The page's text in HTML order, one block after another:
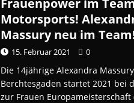
Frauenpower im
Motorsports!
Massury neu im
15. Februar 2021 0
Die 14jährige Alexandra
Berchtesgaden startet 2021 bei
zur Frauen Europameisterschaft